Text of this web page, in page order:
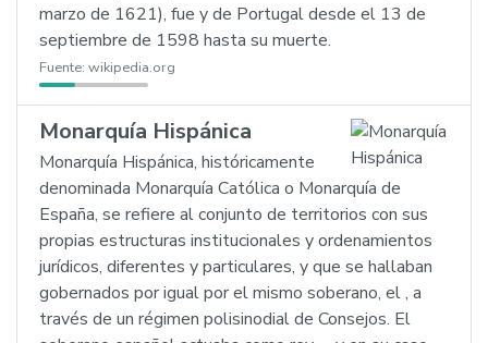
marzo de 1621), fue y de Portugal desde el 13 de
septiembre de 1598 hasta su muerte.
Fuente: wikipedia.org
Monarquía Hispánica
Monarquía Hispánica, históricamente
denominada Monarquía Católica o Monarquía de
España, se refiere al conjunto de territorios con sus
propias estructuras institucionales y ordenamientos
jurídicos, diferentes y particulares, y que se hallaban
gobernados por igual por el mismo soberano, el , a
través de un régimen polisinodial de Consejos. El